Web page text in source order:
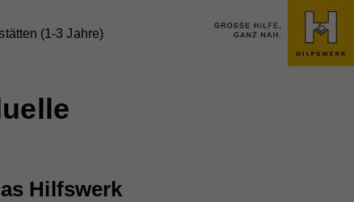
(1-3 Jahre)
Hilfswerk